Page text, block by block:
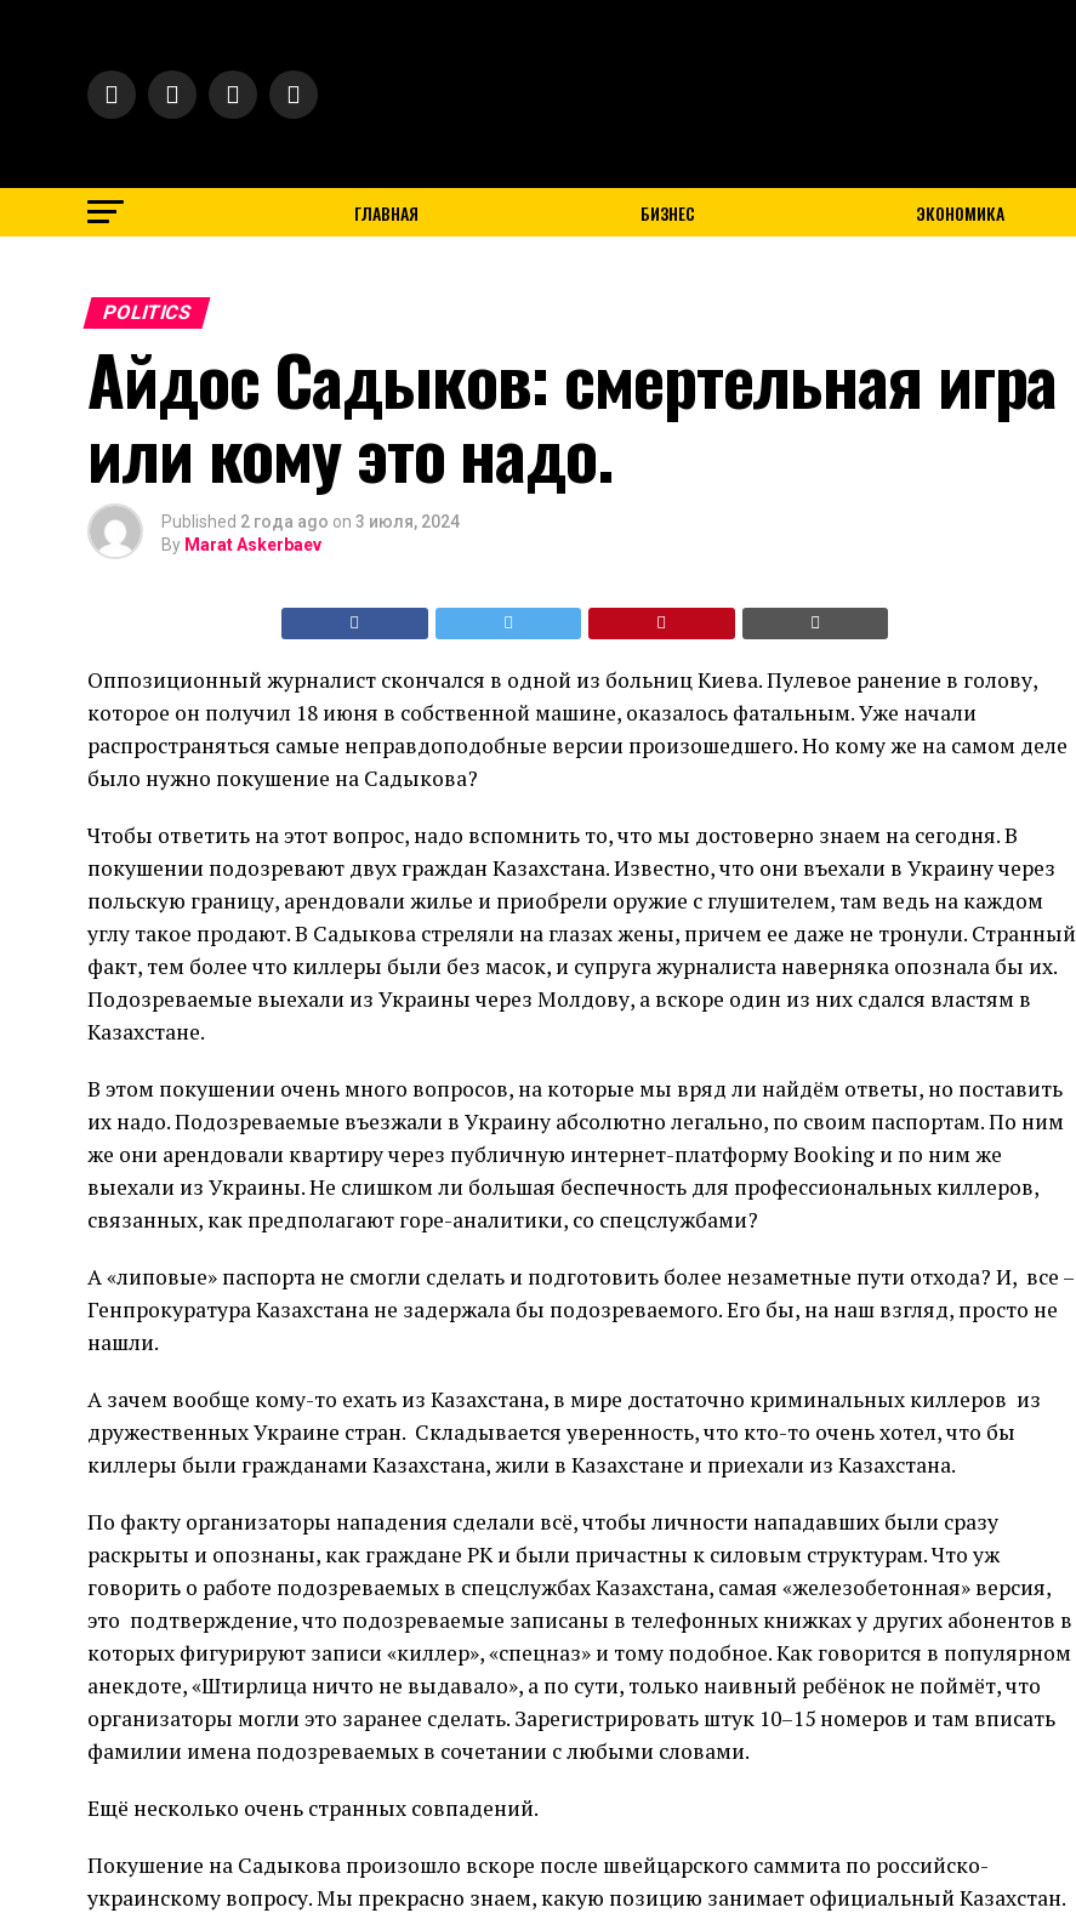
ГЛАВНАЯ БИЗНЕС ЭКОНОМИКА
POLITICS
Айдос Садыков: смертельная игра
или кому это надо.
Published 2 года ago on 3 июля, 2024
By Marat Askerbaev
Оппозиционный журналист скончался в одной из больниц Киева. Пулевое ранение в голову,
которое он получил 18 июня в собственной машине, оказалось фатальным. Уже начали
распространяться самые неправдоподобные версии произошедшего. Но кому же на самом деле
было нужно покушение на Садыкова?
Чтобы ответить на этот вопрос, надо вспомнить то, что мы достоверно знаем на сегодня. В
покушении подозревают двух граждан Казахстана. Известно, что они въехали в Украину через
польскую границу, арендовали жилье и приобрели оружие с глушителем, там ведь на каждом
углу такое продают. В Садыкова стреляли на глазах жены, причем ее даже не тронули. Странный
факт, тем более что киллеры были без масок, и супруга журналиста наверняка опознала бы их.
Подозреваемые выехали из Украины через Молдову, а вскоре один из них сдался властям в
Казахстане.
В этом покушении очень много вопросов, на которые мы вряд ли найдём ответы, но поставить
их надо. Подозреваемые въезжали в Украину абсолютно легально, по своим паспортам. По ним
же они арендовали квартиру через публичную интернет-платформу Booking и по ним же
выехали из Украины. Не слишком ли большая беспечность для профессиональных киллеров,
связанных, как предполагают горе-аналитики, со спецслужбами?
А «липовые» паспорта не смогли сделать и подготовить более незаметные пути отхода? И, все –
Генпрокуратура Казахстана не задержала бы подозреваемого. Его бы, на наш взгляд, просто не
нашли.
А зачем вообще кому-то ехать из Казахстана, в мире достаточно криминальных киллеров из
дружественных Украине стран. Складывается уверенность, что кто-то очень хотел, что бы
киллеры были гражданами Казахстана, жили в Казахстане и приехали из Казахстана.
По факту организаторы нападения сделали всё, чтобы личности нападавших были сразу
раскрыты и опознаны, как граждане РК и были причастны к силовым структурам. Что уж
говорить о работе подозреваемых в спецслужбах Казахстана, самая «железобетонная» версия,
это подтверждение, что подозреваемые записаны в телефонных книжках у других абонентов в
которых фигурируют записи «киллер», «спецназ» и тому подобное. Как говорится в популярном
анекдоте, «Штирлица ничто не выдавало», а по сути, только наивный ребёнок не поймёт, что
организаторы могли это заранее сделать. Зарегистрировать штук 10–15 номеров и там вписать
фамилии имена подозреваемых в сочетании с любыми словами.
Ещё несколько очень странных совпадений.
Покушение на Садыкова произошло вскоре после швейцарского саммита по российско-
украинскому вопросу. Мы прекрасно знаем, какую позицию занимает официальный Казахстан.